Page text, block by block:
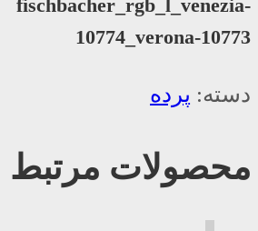
fischbacher_rgb_l_venezia-
10774_verona-10773
دسته: پرده
محصولات مرتبط